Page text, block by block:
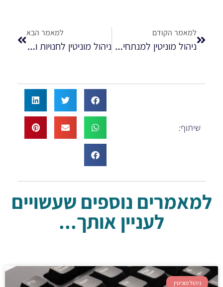
למאמר הקודם
ניהול מוניטין למנתחים פלסטיים
למאמר הבא
ניהול מוניטין לחנויות ואתרי מכירה באינטרנט
שיתוף:
למאמרים נוספים שעשויים
לעניין אותך...
ניהול מוניטין